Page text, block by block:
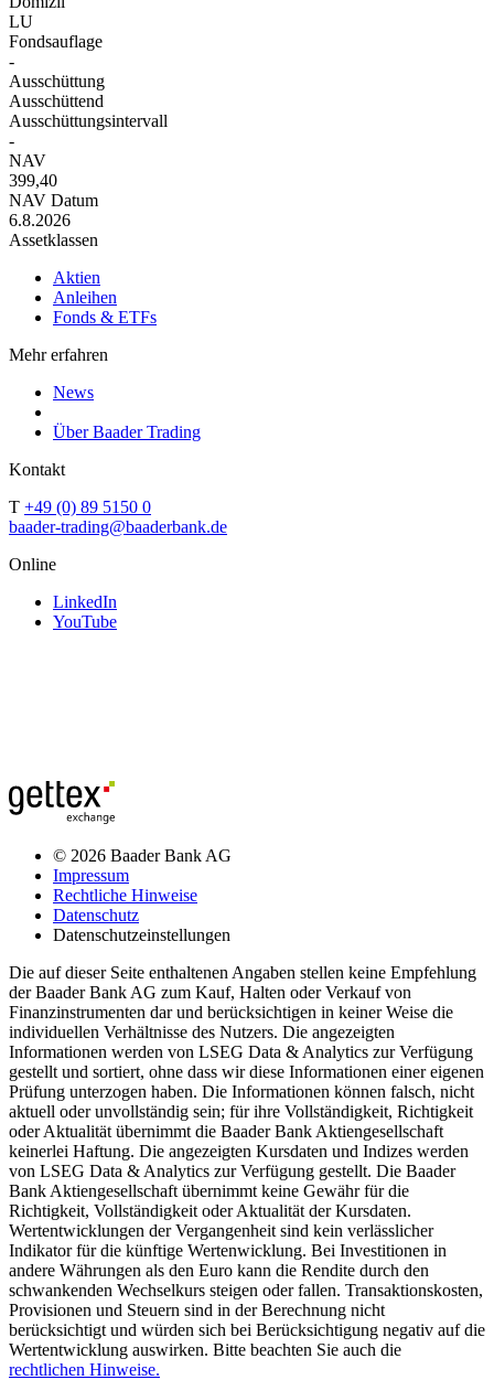
LU
Fondsauflage
-
Ausschüttung
Ausschüttend
Ausschüttungsintervall
-
NAV
399,40
NAV Datum
6.8.2026
Assetklassen
Aktien
Anleihen
Fonds & ETFs
Mehr erfahren
News
Über Baader Trading
Kontakt
T +49 (0) 89 5150 0
baader-trading@baaderbank.de
Online
LinkedIn
YouTube
© 2026 Baader Bank AG
Impressum
Rechtliche Hinweise
Datenschutz
Datenschutzeinstellungen
Die auf dieser Seite enthaltenen Angaben stellen keine Empfehlung
der Baader Bank AG zum Kauf, Halten oder Verkauf von
Finanzinstrumenten dar und berücksichtigen in keiner Weise die
individuellen Verhältnisse des Nutzers. Die angezeigten
Informationen werden von LSEG Data & Analytics zur Verfügung
gestellt und sortiert, ohne dass wir diese Informationen einer eigenen
Prüfung unterzogen haben. Die Informationen können falsch, nicht
aktuell oder unvollständig sein; für ihre Vollständigkeit, Richtigkeit
oder Aktualität übernimmt die Baader Bank Aktiengesellschaft
keinerlei Haftung. Die angezeigten Kursdaten und Indizes werden
von LSEG Data & Analytics zur Verfügung gestellt. Die Baader
Bank Aktiengesellschaft übernimmt keine Gewähr für die
Richtigkeit, Vollständigkeit oder Aktualität der Kursdaten.
Wertentwicklungen der Vergangenheit sind kein verlässlicher
Indikator für die künftige Wertenwicklung. Bei Investitionen in
andere Währungen als den Euro kann die Rendite durch den
schwankenden Wechselkurs steigen oder fallen. Transaktionskosten,
Provisionen und Steuern sind in der Berechnung nicht
berücksichtigt und würden sich bei Berücksichtigung negativ auf die
Wertentwicklung auswirken. Bitte beachten Sie auch die
rechtlichen Hinweise.